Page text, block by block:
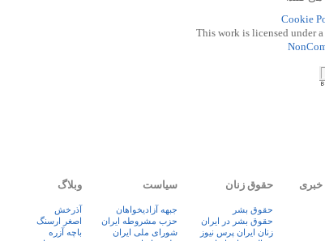
Cookie
This work is licensed under a
خبری حقوق زنان
حقوق بشر
حقوق بشر در ایران
زنان ايران پرس نيوز
سیاست
جبهه آزادیخواهان
حزب مشروطه ایران
شورای ملی ایران
وبلاگ
آذرخش
اصغر ارسنگ
باچه آزره